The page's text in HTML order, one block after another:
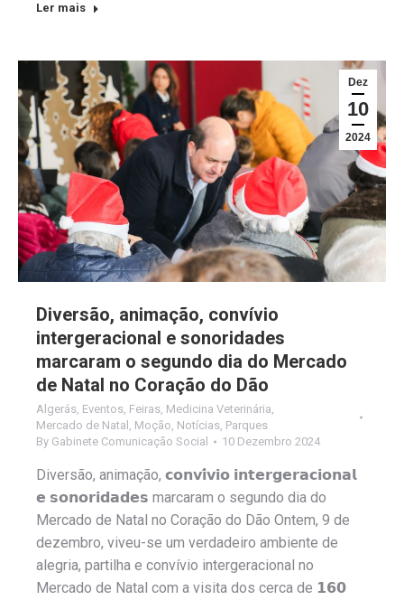
Ler mais
Dez
10
2024
Diversão, animação, convívio
intergeracional e sonoridades
marcaram o segundo dia do Mercado
de Natal no Coração do Dão
Algerás Eventos Feiras Medicina Veterinária
Mercado de Natal Moção Notícias Parques
By Gabinete Comunicação Social 10 Dezembro 2024
Diversão, animação, 𝗰𝗼𝗻𝘃𝗶́𝘃𝗶𝗼 𝗶𝗻𝘁𝗲𝗿𝗴𝗲𝗿𝗮𝗰𝗶𝗼𝗻𝗮𝗹
𝗲 𝘀𝗼𝗻𝗼𝗿𝗶𝗱𝗮𝗱𝗲𝘀 marcaram o segundo dia do
Mercado de Natal no Coração do Dão Ontem, 9 de
dezembro, viveu-se um verdadeiro ambiente de
alegria, partilha e convívio intergeracional no
Mercado de Natal com a visita dos cerca de 𝟭𝟲𝟬